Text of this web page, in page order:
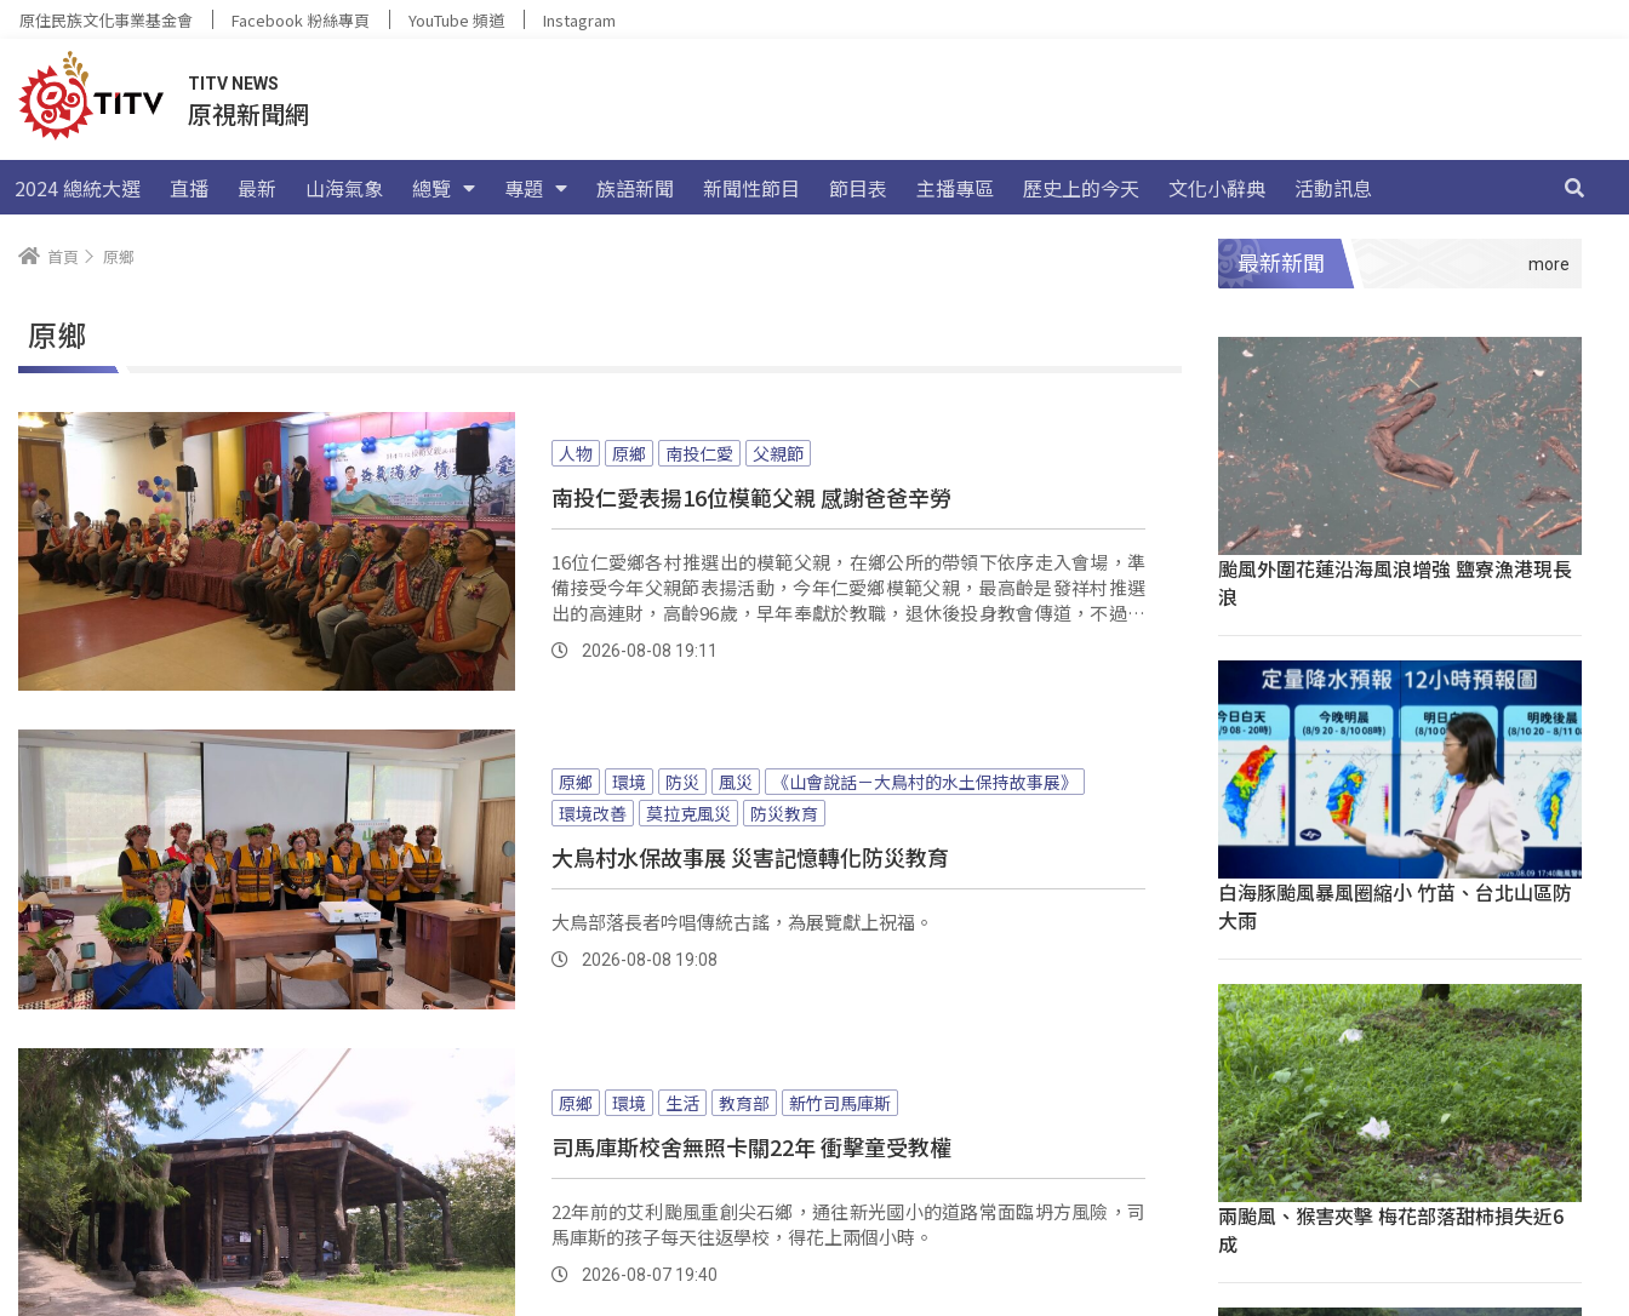
原住民族文化事業基金會 Facebook 粉絲專頁 YouTube 頻道 Instagram
TITV NEWS
原視新聞網
2024 總統大選 直播 最新 山海氣象 總覽 專題 族語新聞 新聞性節目 節目表 主播專區 歷史上的今天 文化小辭典 活動訊息
首頁 原鄉
原鄉
人物 原鄉 南投仁愛 父親節
南投仁愛表揚16位模範父親 感謝爸爸辛勞
16位仁愛鄉各村推選出的模範父親，在鄉公所的帶領下依序走入會場，準
備接受今年父親節表揚活動，今年仁愛鄉模範父親，最高齡是發祥村推選
出的高連財，高齡96歲，早年奉獻於教職，退休後投身教會傳道，不過他
認為最大的成就，就是擁有四代同堂的美滿家庭。
2026-08-08 19:11
原鄉 環境 防災 風災
《山會說話－大鳥村的水土保持故事展》
環境改善
莫拉克風災 防災教育
大鳥村水保故事展 災害記憶轉化防災教育
大鳥部落長者吟唱傳統古謠，為展覽獻上祝福。
2026-08-08 19:08
原鄉 環境 生活 教育部 新竹司馬庫斯
司馬庫斯校舍無照卡關22年 衝擊童受教權
22年前的艾利颱風重創尖石鄉，通往新光國小的道路常面臨坍方風險，司
馬庫斯的孩子每天往返學校，得花上兩個小時。
2026-08-07 19:40
最新新聞
颱風外圍花蓮沿海風浪增強 鹽寮漁港現長
浪
白海豚颱風暴風圈縮小 竹苗、台北山區防
大雨
兩颱風、猴害夾擊 梅花部落甜柿損失近6
成